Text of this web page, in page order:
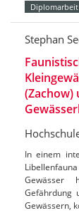
Diplomarbeit
Stephan
(Zachow)
In einem
Gewässer
Gefährdung
Gewässern,